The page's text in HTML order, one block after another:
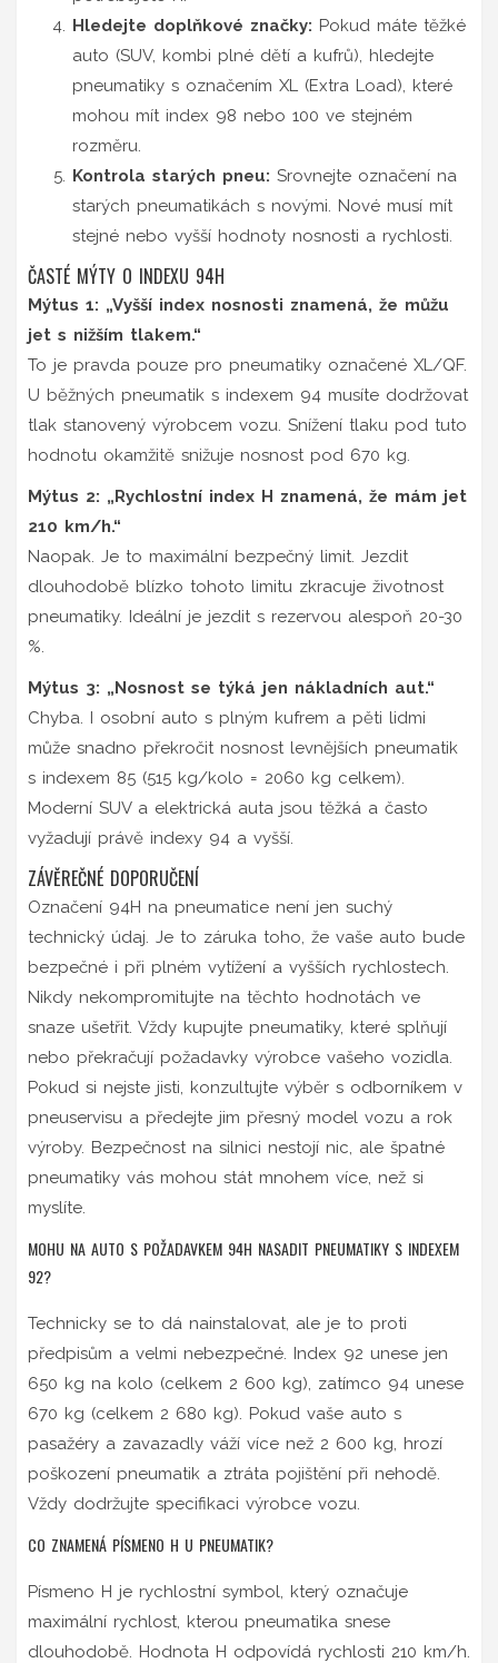
Hledejte doplňkové značky: Pokud máte těžké
auto (SUV, kombi plné dětí a kufrů), hledejte
pneumatiky s označením XL (Extra Load), které
mohou mít index 98 nebo 100 ve stejném
rozměru.
Kontrola starých pneu: Srovnejte označení na
starých pneumatikách s novými. Nové musí mít
stejné nebo vyšší hodnoty nosnosti a rychlosti.
ČASTÉ MÝTY O INDEXU 94H
Mýtus 1: „Vyšší index nosnosti znamená, že můžu
jet s nižším tlakem.“
To je pravda pouze pro pneumatiky označené XL/QF.
U běžných pneumatik s indexem 94 musíte dodržovat
tlak stanovený výrobcem vozu. Snížení tlaku pod tuto
hodnotu okamžitě snižuje nosnost pod 670 kg.
Mýtus 2: „Rychlostní index H znamená, že mám jet
210 km/h.“
Naopak. Je to maximální bezpečný limit. Jezdit
dlouhodobě blízko tohoto limitu zkracuje životnost
pneumatiky. Ideální je jezdit s rezervou alespoň 20-30
%.
Mýtus 3: „Nosnost se týká jen nákladních aut.“
Chyba. I osobní auto s plným kufrem a pěti lidmi
může snadno překročit nosnost levnějších pneumatik
s indexem 85 (515 kg/kolo = 2060 kg celkem).
Moderní SUV a elektrická auta jsou těžká a často
vyžadují právě indexy 94 a vyšší.
ZÁVĚREČNÉ DOPORUČENÍ
Označení 94H na pneumatice není jen suchý
technický údaj. Je to záruka toho, že vaše auto bude
bezpečné i při plném vytížení a vyšších rychlostech.
Nikdy nekompromitujte na těchto hodnotách ve
snaze ušetřit. Vždy kupujte pneumatiky, které splňují
nebo překračují požadavky výrobce vašeho vozidla.
Pokud si nejste jisti, konzultujte výběr s odborníkem v
pneuservisu a předejte jim přesný model vozu a rok
výroby. Bezpečnost na silnici nestojí nic, ale špatné
pneumatiky vás mohou stát mnohem více, než si
myslíte.
MOHU NA AUTO S POŽADAVKEM 94H NASADIT PNEUMATIKY S INDEXEM
92?
Technicky se to dá nainstalovat, ale je to proti
předpisům a velmi nebezpečné. Index 92 unese jen
650 kg na kolo (celkem 2 600 kg), zatímco 94 unese
670 kg (celkem 2 680 kg). Pokud vaše auto s
pasažéry a zavazadly váží více než 2 600 kg, hrozí
poškození pneumatik a ztráta pojištění při nehodě.
Vždy dodržujte specifikaci výrobce vozu.
CO ZNAMENÁ PÍSMENO H U PNEUMATIK?
Písmeno H je rychlostní symbol, který označuje
maximální rychlost, kterou pneumatika snese
dlouhodobě. Hodnota H odpovídá rychlosti 210 km/h.